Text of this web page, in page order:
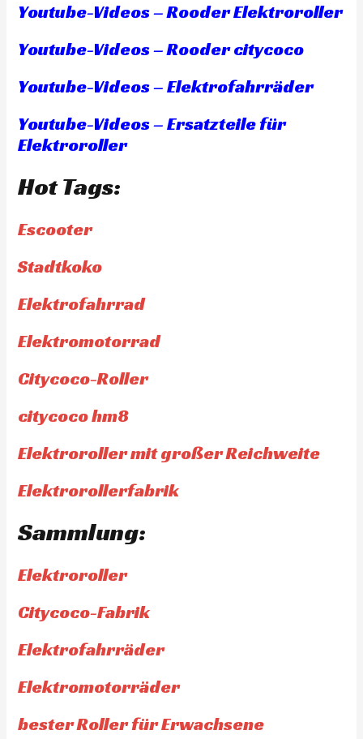
Youtube-Videos – Rooder Elektroroller
Youtube-Videos – Rooder citycoco
Youtube-Videos – Elektrofahrräder
Youtube-Videos – Ersatzteile für
Elektroroller
Hot Tags:
Escooter
Stadtkoko
Elektrofahrrad
Elektromotorrad
Citycoco-Roller
citycoco hm8
Elektroroller mit großer Reichweite
Elektrorollerfabrik
Sammlung:
Elektroroller
Citycoco-Fabrik
Elektrofahrräder
Elektromotorräder
bester Roller für Erwachsene